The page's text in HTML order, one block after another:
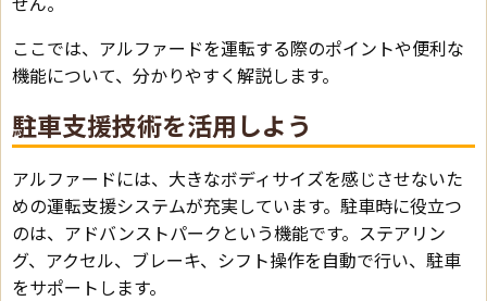
ここでは、アルファードを運転する際のポイントや便利な
機能について、分かりやすく解説します。
駐車支援技術を活用しよう
アルファードには、大きなボディサイズを感じさせないた
めの運転支援システムが充実しています。駐車時に役立つ
のは、アドバンストパークという機能です。ステアリン
グ、アクセル、ブレーキ、シフト操作を自動で行い、駐車
をサポートします。